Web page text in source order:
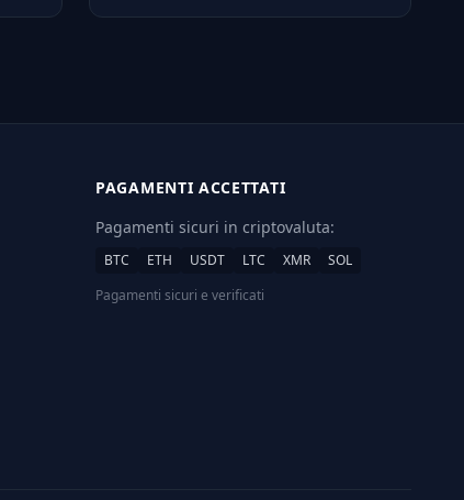
PAGAMENTI ACCETTATI
Pagamenti sicuri in criptovaluta:
BTC ETH USDT LTC XMR
SOL
Pagamenti sicuri e verificati